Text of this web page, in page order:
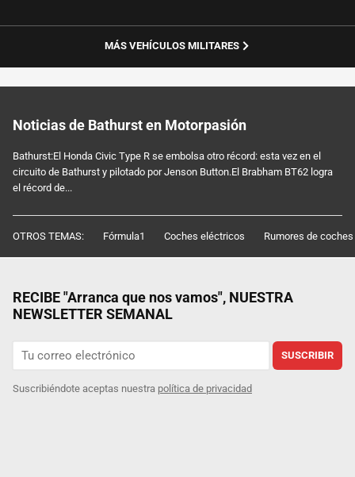
MÁS VEHÍCULOS MILITARES
Noticias de Bathurst en Motorpasión
Bathurst:El Honda Civic Type R se embolsa otro récord: esta vez en el
circuito de Bathurst y pilotado por Jenson Button.El Brabham BT62 logra
el récord de...
OTROS TEMAS: Fórmula1 Coches eléctricos Rumores de coches
RECIBE "Arranca que nos vamos", NUESTRA
NEWSLETTER SEMANAL
SUSCRIBIR
Suscribiéndote aceptas nuestra política de privacidad